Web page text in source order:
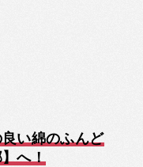
い綿のふんど
へ！